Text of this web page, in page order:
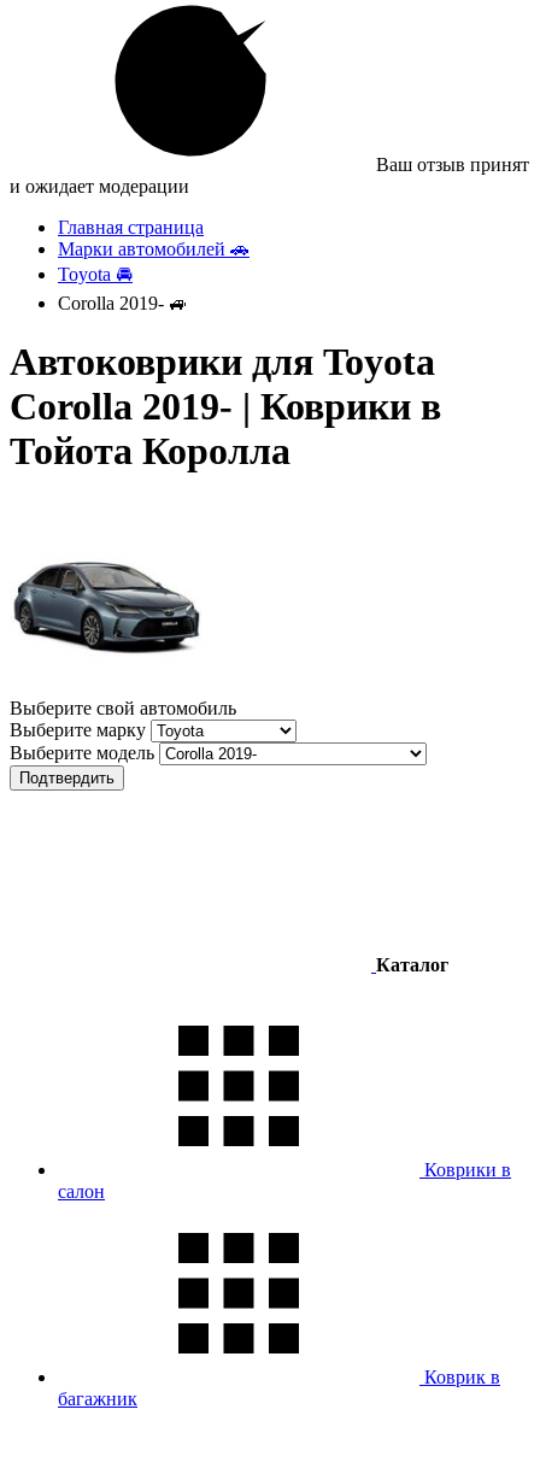
Ваш отзыв принят
и ожидает модерации
Главная страница
Марки автомобилей 🚗
Toyota 🚘
Corolla 2019- 🚙
Автоковрики для Toyota
Corolla 2019- | Коврики в
Тойота Королла
Выберите свой автомобиль
Выберите марку
Выберите модель
Подтвердить
Каталог
Коврики в
салон
Коврик в
багажник